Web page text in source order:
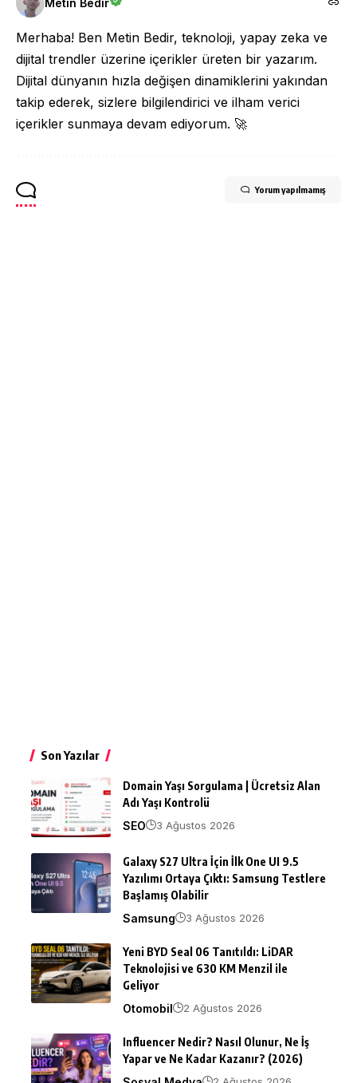
Metin Bedir
Merhaba! Ben Metin Bedir, teknoloji, yapay zeka ve
dijital trendler üzerine içerikler üreten bir yazarım.
Dijital dünyanın hızla değişen dinamiklerini yakından
takip ederek, sizlere bilgilendirici ve ilham verici
içerikler sunmaya devam ediyorum. 🚀
Yorum yapılmamış
Son Yazılar
Domain Yaşı Sorgulama | Ücretsiz Alan
Adı Yaşı Kontrolü
SEO
3 Ağustos 2026
Galaxy S27 Ultra İçin İlk One UI 9.5
Yazılımı Ortaya Çıktı: Samsung Testlere
Başlamış Olabilir
Samsung
3 Ağustos 2026
Yeni BYD Seal 06 Tanıtıldı: LiDAR
Teknolojisi ve 630 KM Menzil ile
Geliyor
Otomobil
2 Ağustos 2026
Influencer Nedir? Nasıl Olunur, Ne İş
Yapar ve Ne Kadar Kazanır? (2026)